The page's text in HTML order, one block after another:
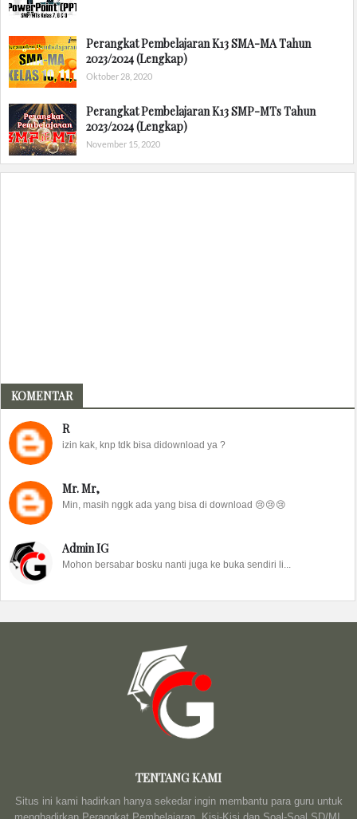
Perangkat Pembelajaran K13 SMA-MA Tahun
2023/2024 (Lengkap)
Oktober 28, 2020
Perangkat Pembelajaran K13 SMP-MTs Tahun
2023/2024 (Lengkap)
November 15, 2020
KOMENTAR
R
izin kak, knp tdk bisa didownload ya ?
Mr. Mr,
Min, masih nggk ada yang bisa di download 😢😢😢
Admin IG
Mohon bersabar bosku nanti juga ke buka sendiri li...
TENTANG KAMI
Situs ini kami hadirkan hanya sekedar ingin membantu para guru untuk